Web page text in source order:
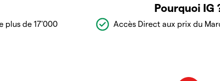
Pourquoi IG
plus de 17'000
Accès Direct aux prix du